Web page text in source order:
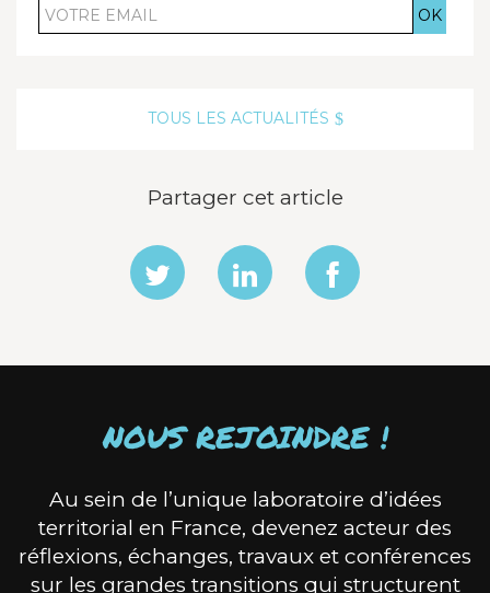
VOTRE
EMAIL
TOUS LES ACTUALITÉS
Partager cet article
NOUS REJOINDRE !
Au sein de l’unique laboratoire d’idées
territorial en France, devenez acteur des
réflexions, échanges, travaux et conférences
sur les grandes transitions qui structurent